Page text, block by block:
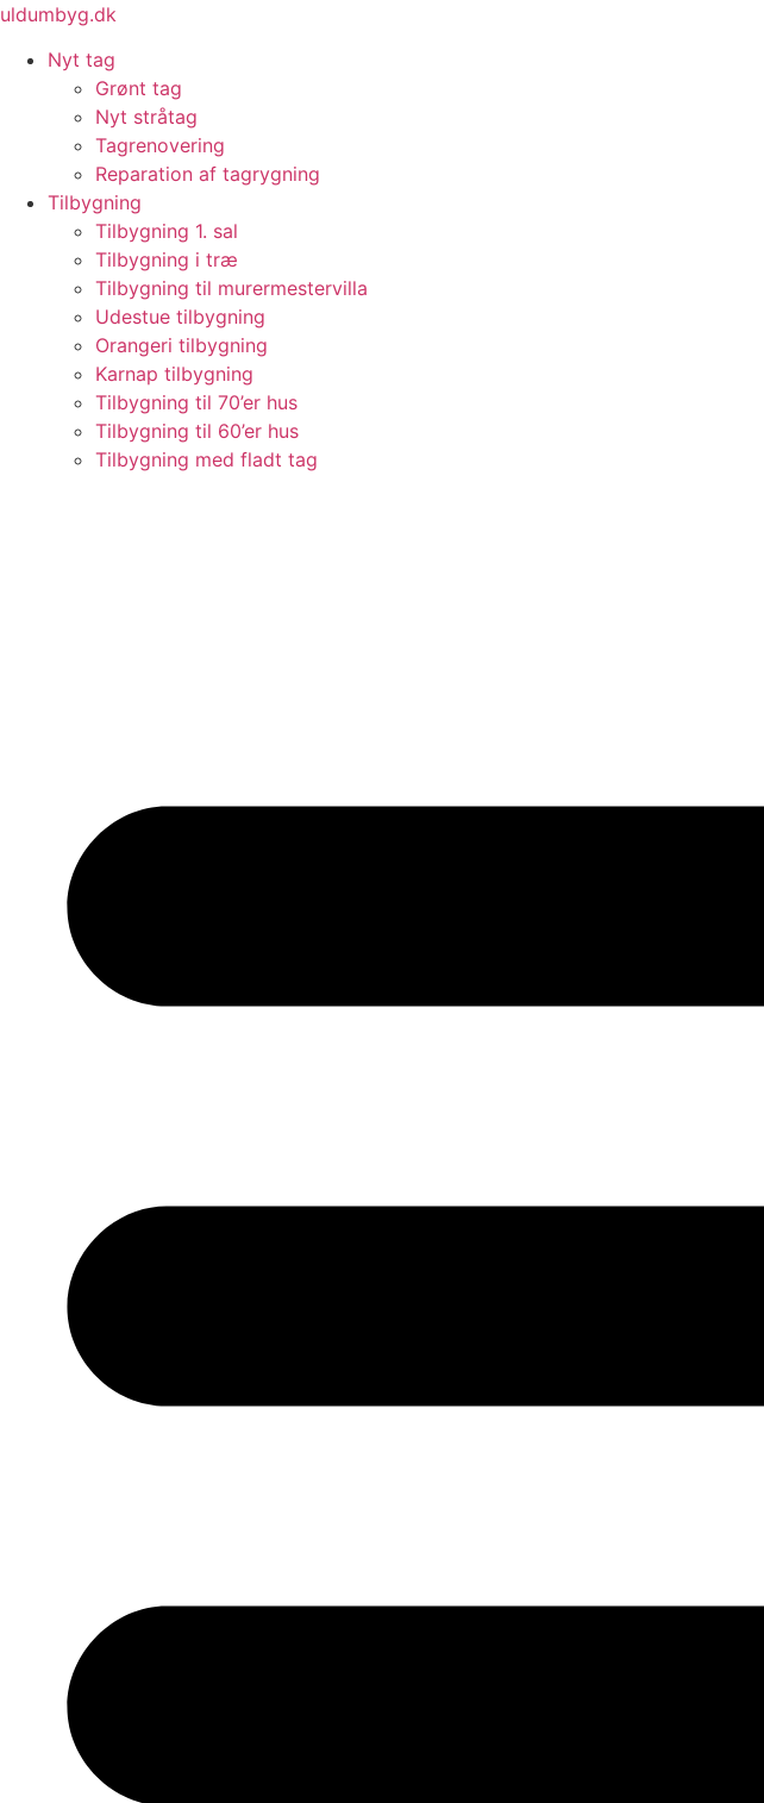
Videre
indhold
uldumbyg.dk
Nyt tag
Grønt tag
Nyt stråtag
Tagrenovering
Reparation af tagrygning
Tilbygning
Tilbygning 1. sal
Tilbygning i træ
Tilbygning til murermestervilla
Udestue tilbygning
Orangeri tilbygning
Karnap tilbygning
Tilbygning til 70’er hus
Tilbygning til 60’er hus
Tilbygning med fladt tag